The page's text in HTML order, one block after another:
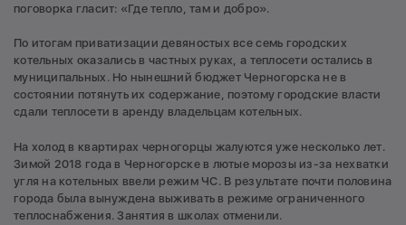
поговорка гласит: «Где тепло, там и добро».
По итогам приватизации девяностых все семь городских
котельных оказались в частных руках, а теплосети остались в
муниципальных. Но нынешний бюджет Черногорска не в
состоянии потянуть их содержание, поэтому городские власти
сдали теплосети в аренду владельцам котельных.
На холод в квартирах черногорцы жалуются уже несколько лет.
Зимой 2018 года в Черногорске в лютые морозы из-за нехватки
угля на котельных ввели режим ЧС. В результате почти половина
города была вынуждена выживать в режиме ограниченного
теплоснабжения. Занятия в школах отменили.